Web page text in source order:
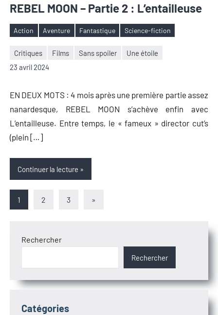
REBEL MOON – Partie 2 : L’entailleuse
Étiquettes
Action Aventure Fantastique Science-fiction
Critiques Films Sans spoiler
Une étoile
23 avril 2024
Nicolas
Aucun
EN DEUX MOTS : 4 mois après une première partie assez
nanardesque, REBEL MOON s’achève enfin avec
L’entailleuse. Entre temps, le « fameux » director cut’s
(plein […]
Continuer la lecture
Pagination
publications
1 2 3
Articles
»
Rechercher
Rechercher
Catégories